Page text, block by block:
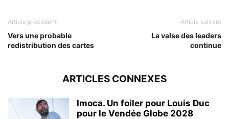
Article précédent
Vers une probable
redistribution des cartes
Article suivant
La valse des leaders
continue
ARTICLES CONNEXES
Imoca. Un foiler pour Louis Duc
pour le Vendée Globe 2028